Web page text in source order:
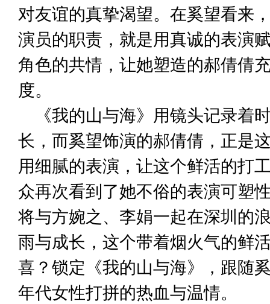
对友谊的真挚渴望。在奚望看来
演员的职责，就是用真诚的表演
角色的共情，让她塑造的郝倩倩
度。
《我的山与海》用镜头记录着
长，而奚望饰演的郝倩倩，正是
用细腻的表演，让这个鲜活的打
众再次看到了她不俗的表演可塑
将与方婉之、李娟一起在深圳的
雨与成长，这个带着烟火气的鲜
喜？锁定《我的山与海》，跟随
年代女性打拼的热血与温情。